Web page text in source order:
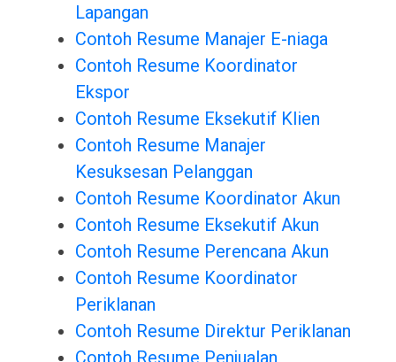
Lapangan
Contoh Resume Manajer E-niaga
Contoh Resume Koordinator
Ekspor
Contoh Resume Eksekutif Klien
Contoh Resume Manajer
Kesuksesan Pelanggan
Contoh Resume Koordinator Akun
Contoh Resume Eksekutif Akun
Contoh Resume Perencana Akun
Contoh Resume Koordinator
Periklanan
Contoh Resume Direktur Periklanan
Contoh Resume Penjualan